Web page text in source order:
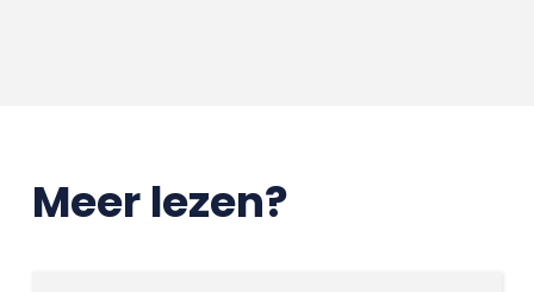
Meer lezen?